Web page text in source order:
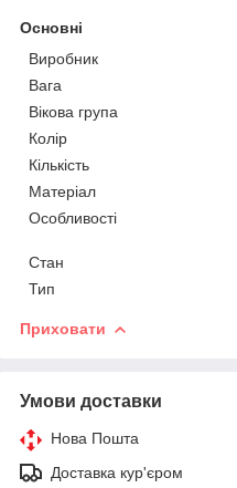
Основні
Виробник
Вага
Вікова група
Колір
Кількість
Матеріал
Особливості
Стан
Тип
Приховати
Умови доставки
Нова Пошта
Доставка кур'єром